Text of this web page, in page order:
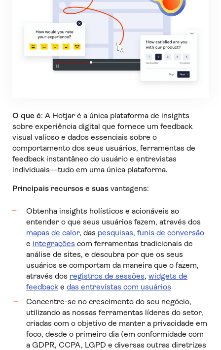
O que é: A Hotjar é a única plataforma de insights
sobre experiência digital que fornece um feedback
visual valioso e dados essenciais sobre o
comportamento dos seus usuários, ferramentas de
feedback instantâneo do usuário e entrevistas
individuais—tudo em uma única plataforma.
Principais recursos e suasvantagens:
Obtenha insights holísticos e acionáveis ao
entender o que seus usuários fazem, através dos
mapas de calor, das pesquisas, funis de conversão
e integrações com ferramentas tradicionais de
análise de sites, e descubra por que os seus
usuários se comportam da maneira que o fazem,
através dos registros de sessões, widgets de
feedbacke das entrevistas com usuários
Concentre-se no crescimento do seu negócio,
utilizando as nossas ferramentas líderes do setor,
criadas com o objetivo de manter a privacidade em
foco, desde o primeiro dia (em conformidade com
a GDPR, CCPA, LGPD e diversas outras diretrizes